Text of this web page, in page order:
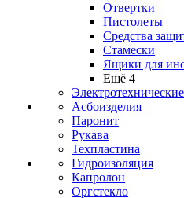
Отвертки
Пистолеты
Средства
Стамески
Ящики для
Ещё 4
Асбоизделия
Паронит
Рукава
Техпластина
Гидроизоляция
Капролон
Оргстекло